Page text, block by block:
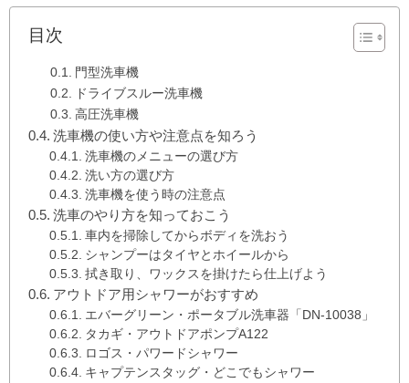
目次
門型洗車機
ドライブスルー洗車機
高圧洗車機
洗車機の使い方や注意点を知ろう
洗車機のメニューの選び方
洗い方の選び方
洗車機を使う時の注意点
洗車のやり方を知っておこう
車内を掃除してからボディを洗おう
シャンプーはタイヤとホイールから
拭き取り、ワックスを掛けたら仕上げよう
アウトドア用シャワーがおすすめ
エバーグリーン・ポータブル洗車器「DN-10038」
タカギ・アウトドアポンプA122
ロゴス・パワードシャワー
キャプテンスタッグ・どこでもシャワー